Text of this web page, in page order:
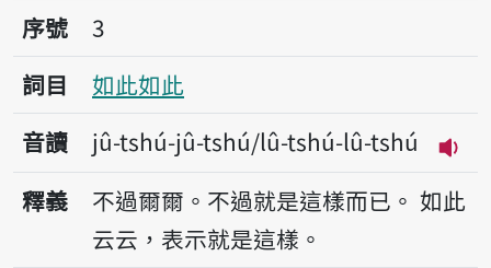
序號3如此如此
序號
3
詞目
如此如此
音讀
jû-tshú-jû-tshú/lû-tshú-lû-tshú
播
釋義 不過爾爾。不過就是這樣而已。 如此
云云，表示就是這樣。